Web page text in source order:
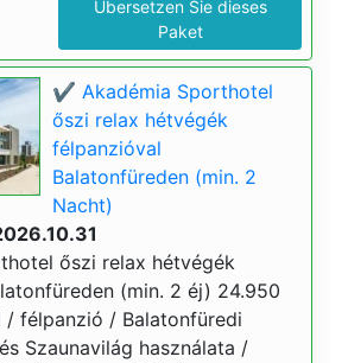
Übersetzen Sie dieses
Paket
✔️ Akadémia Sporthotel
őszi relax hétvégék
félpanzióval
Balatonfüreden (min. 2
Nacht)
őszi relax hétvégék
(min. 2 éj) 24.950
félpanzió / Balatonfüredi
Szaunavilág használata /